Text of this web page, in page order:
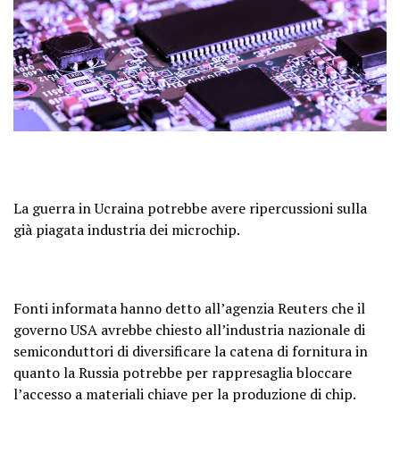
La guerra in Ucraina potrebbe avere ripercussioni sulla
già piagata industria dei microchip.
Fonti informata hanno detto all’agenzia Reuters che il
governo USA avrebbe chiesto all’industria nazionale di
semiconduttori di diversificare la catena di fornitura in
quanto la Russia potrebbe per rappresaglia bloccare
l’accesso a materiali chiave per la produzione di chip.